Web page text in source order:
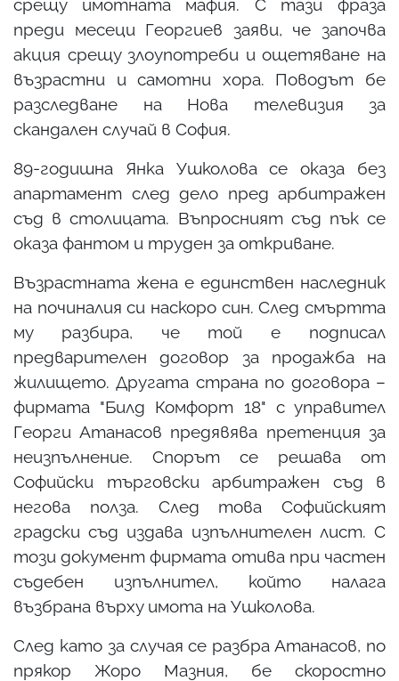
срещу имотната мафия. С тази фраза
преди месеци Георгиев заяви, че започва
акция срещу злоупотреби и ощетяване на
възрастни и самотни хора. Поводът бе
разследване на Нова телевизия за
скандален случай в София.
89-годишна Янка Ушколова се оказа без
апартамент след дело пред арбитражен
съд в столицата. Въпросният съд пък се
оказа фантом и труден за откриване.
Възрастната жена е единствен наследник
на починалия си наскоро син. След смъртта
му разбира, че той е подписал
предварителен договор за продажба на
жилището. Другата страна по договора –
фирмата "Билд Комфорт 18" с управител
Георги Атанасов предявява претенция за
неизпълнение. Спорът се решава от
Софийски търговски арбитражен съд в
негова полза. След това Софийският
градски съд издава изпълнителен лист. С
този документ фирмата отива при частен
съдебен изпълнител, който налага
възбрана върху имота на Ушколова.
След като за случая се разбра Атанасов, по
прякор Жоро Мазния, бе скоростно